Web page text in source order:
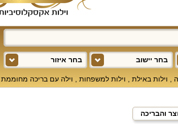
בחר איזור בחר יישוב
וילות באילת וילות למשפחות וילה עם בריכה מחוממת
והבריכה